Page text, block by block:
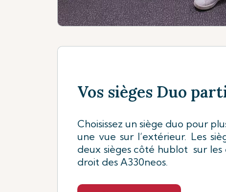
Vos sièges Duo
Choisissez un siège duo pour
une vue sur l’extérieur. Les
deux sièges côté hublot sur
droit des A330neos.